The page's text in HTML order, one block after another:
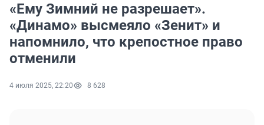
«Ему Зимний не разрешает».
«Динамо» высмеяло «Зенит» и
напомнило, что крепостное право
отменили
4 июля 2025, 22:20 8 628